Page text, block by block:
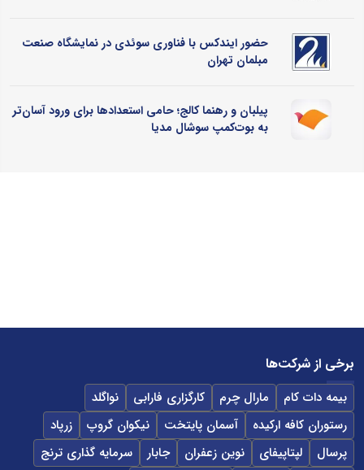
حضور ایندکس با فناوری سوئدی در نمایشگاه صنعت
مبلمان تهران
پیلبان و رهنما کالج؛ حامی استعدادها برای ورود آسان‌تر
به بوت‌کمپ سوشال مدیا
برخی از شرکت‌ها
بیمه دات کام مارال چرم کارگزاری فارابی
نواگلد
رستوران کافه ارکیده
آسمان پایتخت نیکوان گروپ
زرپاد
پرسال
لپتاپیفای نوین زعفران جابار
سرمایه گذاری ترنج